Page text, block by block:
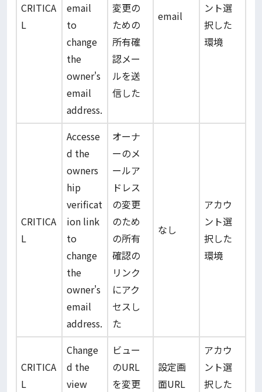
CRITICA
L
email
to
change
the
owner's
email
address.
変更の
ための
所有確
認メー
ルを送
信した
email
ント選
択した
環境
CRITICA
L
Accesse
d the
owners
hip
verificat
ion link
to
change
the
owner's
email
address.
オーナ
ーのメ
ールア
ドレス
の変更
のため
の所有
確認の
リンク
にアク
セスし
た
なし
アカウ
ント選
択した
環境
CRITICA
L
Change
d the
view
ビュー
のURL
を変更
設定画
面URL
アカウ
ント選
択した